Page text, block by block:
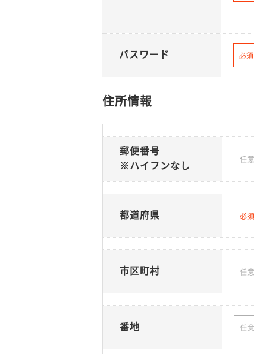
パスワード 必須
住所情報
郵便番号
※ハイフンなし
任意
都道府県 必須
市区町村 任意
番地 任意